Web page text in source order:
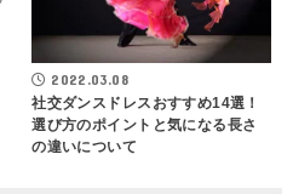
2022.03.08
社交ダンスドレスおすすめ14選！
選び方のポイントと気になる長さ
の違いについて